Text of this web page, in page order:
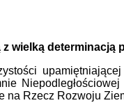
wielką determinacją
Rzecz Rozwoju